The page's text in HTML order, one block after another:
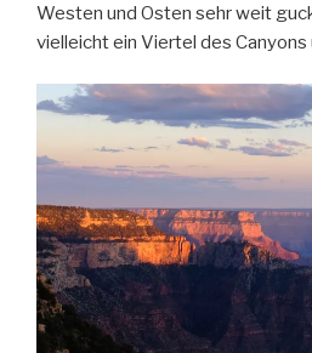
Westen und Osten sehr weit
vielleicht ein Viertel des